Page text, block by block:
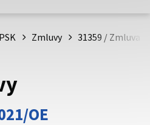
Prešovského
že zdieľate informácie iba
Zabezpečená stránka
domény webového sídla.
Zmluvy 31359 / Zmluva
OE